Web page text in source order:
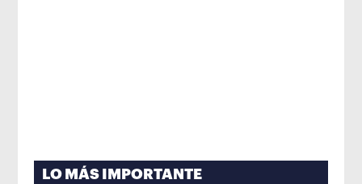
LO MÁS IMPORTANTE